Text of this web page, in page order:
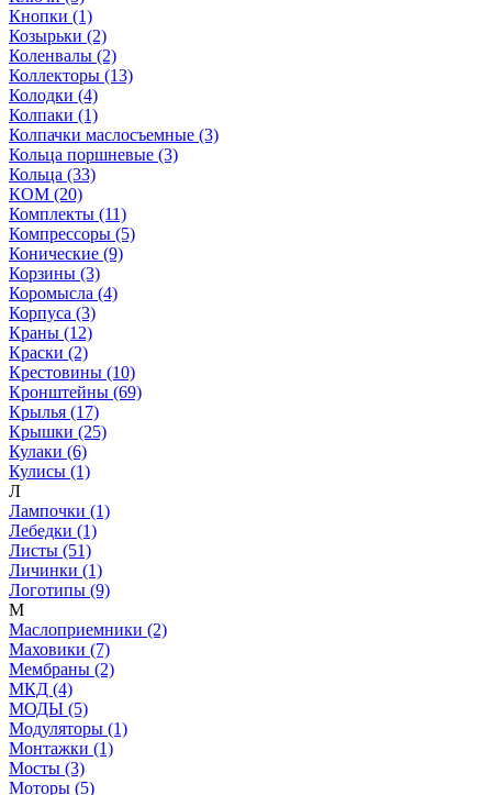
Кнопки (1)
Козырьки (2)
Коленвалы (2)
Коллекторы (13)
Колодки (4)
Колпаки (1)
Колпачки маслосъемные (3)
Кольца поршневые (3)
Кольца (33)
КОМ (20)
Комплекты (11)
Компрессоры (5)
Конические (9)
Корзины (3)
Коромысла (4)
Корпуса (3)
Краны (12)
Краски (2)
Крестовины (10)
Кронштейны (69)
Крылья (17)
Крышки (25)
Кулаки (6)
Кулисы (1)
Л
Лампочки (1)
Лебедки (1)
Листы (51)
Личинки (1)
Логотипы (9)
М
Маслоприемники (2)
Маховики (7)
Мембраны (2)
МКД (4)
МОДЫ (5)
Модуляторы (1)
Монтажки (1)
Мосты (3)
Моторы (5)